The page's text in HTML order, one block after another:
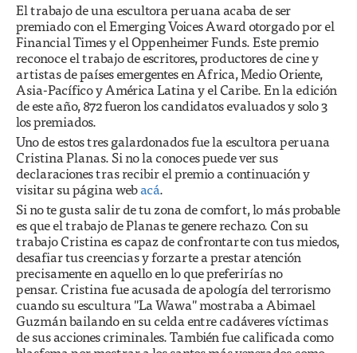
El trabajo de una escultora peruana acaba de ser
premiado con el Emerging Voices Award otorgado por el
Financial Times y el Oppenheimer Funds. Este premio
reconoce el trabajo de escritores, productores de cine y
artistas de países emergentes en Africa, Medio Oriente,
Asia-Pacífico y América Latina y el Caribe. En la edición
de este año, 872 fueron los candidatos evaluados y solo 3
los premiados.
Uno de estos tres galardonados fue la escultora peruana
Cristina Planas. Si no la conoces puede ver sus
declaraciones tras recibir el premio a continuación y
visitar su página webacá.
Si no te gusta salir de tu zona de comfort, lo más probable
es que el trabajo de Planas te genere rechazo. Con su
trabajo Cristina es capaz de confrontarte con tus miedos,
desafiar tus creencias y forzarte a prestar atención
precisamente en aquello en lo que preferirías no
pensar. Cristina fue acusada de apología del terrorismo
cuando su escultura "La Wawa" mostraba a Abimael
Guzmán bailando en su celda entre cadáveres víctimas
de sus acciones criminales. También fue calificada como